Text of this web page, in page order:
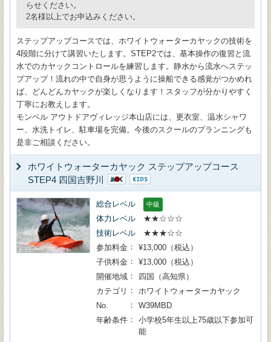
らせください。
2名様以上でお申込みください。
ステップアップコースでは、ホワイトウォーターカヤックの技術を
4段階に分けて講習いたします。STEP2では、基本操作の復習と流
水でのカヤックコントロールを練習します。静水から流水へステッ
プアップ！流れの中で自身が思うように操船できる感覚がつかめれ
ば、どんどんカヤックが楽しくなります！スタッフが分かりやすく
丁寧にお教えします。
モンベル アウトドアヴィレッジ本山店には、更衣室、温水シャワ
ー、水洗トイレ、駐車場を完備。今後のスクールのプランニングも
是非ご相談ください。
ホワイトウォーターカヤック ステップアップコース
STEP4 四国吉野川
総合レベル 中級
体力レベル
★★☆☆☆
技術レベル
★★★☆☆
参加料金
¥13,000（税込）
子供料金
¥13,000（税込）
開催地域
四国（高知県）
カテゴリ
ホワイトウォーターカヤック
No.
W39MBD
年齢条件
小学校5年生以上75歳以下参加可
能